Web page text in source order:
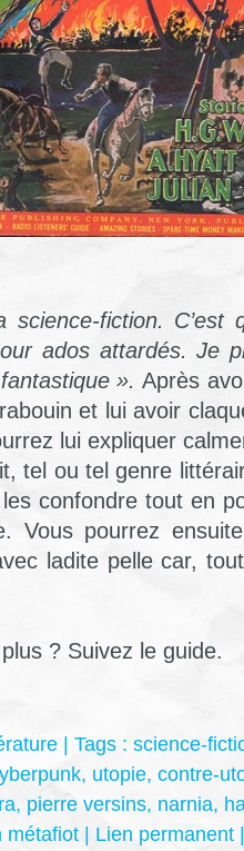
fiction. C’est
ados attardés. Je
». Après
et lui avoir
lui expliquer
tel ou tel genre
confondre tout en
Vous pourrez
ladite pelle car,
? Suivez le guide.
| Tags : science-
, utopie, contre-
, pierre versins, narnia,
métafiot Lien permanent